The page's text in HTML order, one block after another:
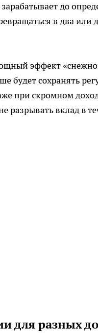
до
в два
эффект
будет сохранять
при скромном
разрывать вклад в
для разных